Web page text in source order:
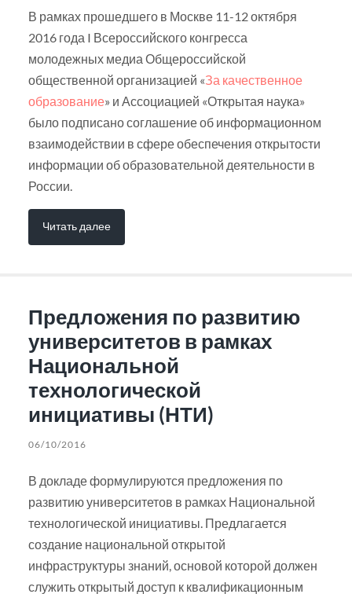
В рамках прошедшего в Москве 11-12 октября
2016 года I Всероссийского конгресса
молодежных медиа Общероссийской
общественной организацией «За качественное
образование» и Ассоциацией «Открытая наука»
было подписано соглашение об информационном
взаимодействии в сфере обеспечения открытости
информации об образовательной деятельности в
России.
Читать далее
Предложения по развитию
университетов в рамках
Национальной
технологической
инициативы (НТИ)
06/10/2016
В докладе формулируются предложения по
развитию университетов в рамках Национальной
технологической инициативы. Предлагается
создание национальной открытой
инфраструктуры знаний, основой которой должен
служить открытый доступ к квалификационным